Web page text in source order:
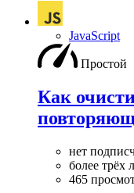
JavaScript
Простой
Как
нет
более трёх
465